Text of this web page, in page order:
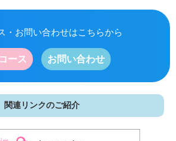
・お問い合わせはこちらから
ース お問い合わせ
関連リンクのご紹介